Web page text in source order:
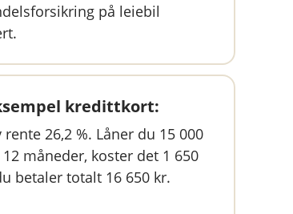
på leiebil
kredittkort:
rente 26,2 %. Låner du 15 000
måneder, koster det 1 650
betaler totalt 16 650 kr.